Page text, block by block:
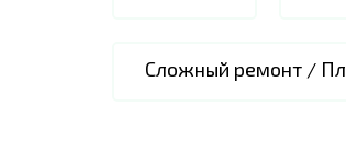
Сложный ремонт /